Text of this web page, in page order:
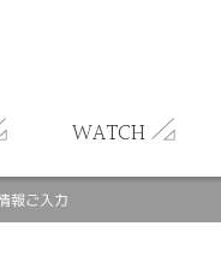
WATCH
報ご入力